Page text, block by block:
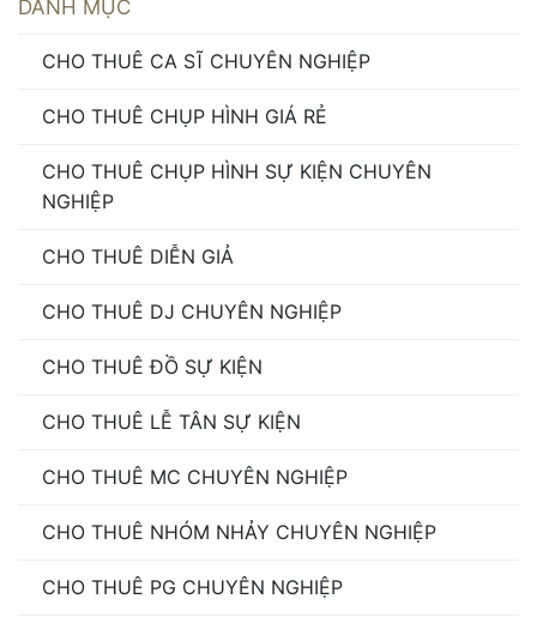
DANH MỤC
CHO THUÊ CA SĨ CHUYÊN NGHIỆP
CHO THUÊ CHỤP HÌNH GIÁ RẺ
CHO THUÊ CHỤP HÌNH SỰ KIỆN CHUYÊN
NGHIỆP
CHO THUÊ DIỄN GIẢ
CHO THUÊ DJ CHUYÊN NGHIỆP
CHO THUÊ ĐỒ SỰ KIỆN
CHO THUÊ LỄ TÂN SỰ KIỆN
CHO THUÊ MC CHUYÊN NGHIỆP
CHO THUÊ NHÓM NHẢY CHUYÊN NGHIỆP
CHO THUÊ PG CHUYÊN NGHIỆP